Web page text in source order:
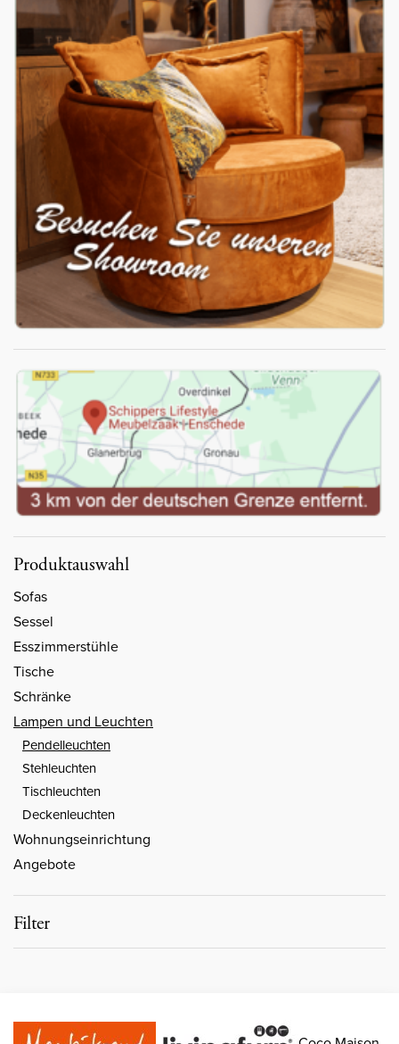
Produktauswahl
Sofas
Sessel
Esszimmerstühle
Tische
Schränke
Lampen und Leuchten
Pendelleuchten
Stehleuchten
Tischleuchten
Deckenleuchten
Wohnungseinrichtung
Angebote
Filter